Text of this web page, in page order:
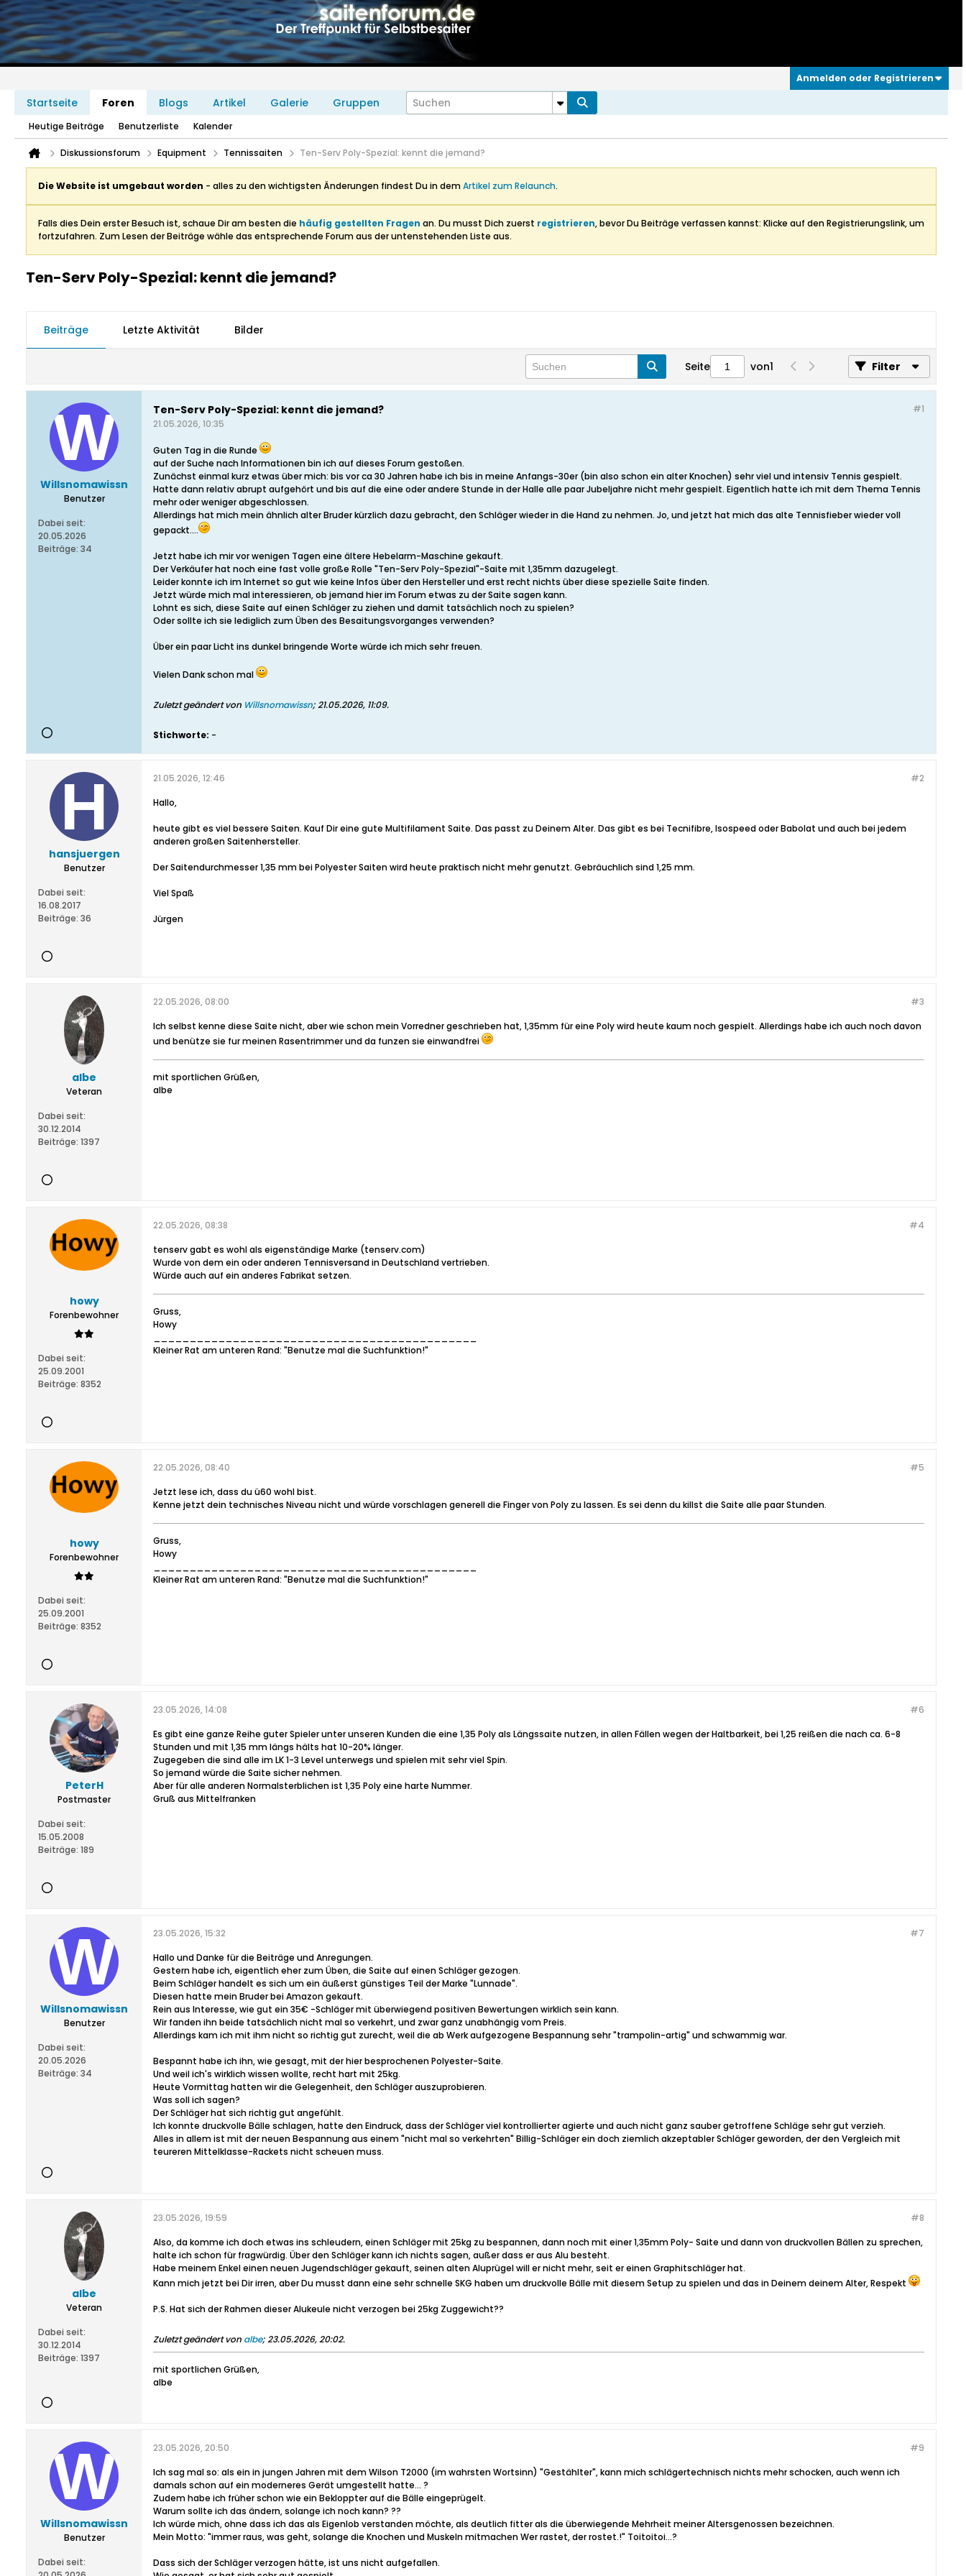
Anmelden oder Registrieren
Startseite Foren Blogs Artikel Galerie Gruppen
Heutige Beiträge Benutzerliste Kalender
Diskussionsforum Equipment Tennissaiten Ten-Serv Poly-Spezial: kennt die jemand?
Die Website ist umgebaut worden - alles zu den wichtigsten Änderungen findest Du in demArtikel zum Relaunch.
Falls dies Dein erster Besuch ist, schaue Dir am besten die häufig gestellten Fragen an. Du musst Dich zuerst registrieren, bevor Du Beiträge verfassen kannst: Klicke auf den Registrierungslink, um
fortzufahren. Zum Lesen der Beiträge wähle das entsprechende Forum aus der untenstehenden Liste aus.
Ten-Serv Poly-Spezial: kennt die jemand?
Beiträge Letzte Aktivität Bilder
Seite von1 Filter
Willsnomawissn
Benutzer
Dabei seit:
20.05.2026
Beiträge: 34
#1
Ten-Serv Poly-Spezial: kennt die jemand?
21.05.2026, 10:35
Guten Tag in die Runde
auf der Suche nach Informationen bin ich auf dieses Forum gestoßen.
Zunächst einmal kurz etwas über mich: bis vor ca 30 Jahren habe ich bis in meine Anfangs-30er (bin also schon ein alter Knochen) sehr viel und intensiv Tennis gespielt.
Hatte dann relativ abrupt aufgehört und bis auf die eine oder andere Stunde in der Halle alle paar Jubeljahre nicht mehr gespielt. Eigentlich hatte ich mit dem Thema Tennis
mehr oder weniger abgeschlossen.
Allerdings hat mich mein ähnlich alter Bruder kürzlich dazu gebracht, den Schläger wieder in die Hand zu nehmen. Jo, und jetzt hat mich das alte Tennisfieber wieder voll
gepackt....
Jetzt habe ich mir vor wenigen Tagen eine ältere Hebelarm-Maschine gekauft.
Der Verkäufer hat noch eine fast volle große Rolle "Ten-Serv Poly-Spezial"-Saite mit 1,35mm dazugelegt.
Leider konnte ich im Internet so gut wie keine Infos über den Hersteller und erst recht nichts über diese spezielle Saite finden.
Jetzt würde mich mal interessieren, ob jemand hier im Forum etwas zu der Saite sagen kann.
Lohnt es sich, diese Saite auf einen Schläger zu ziehen und damit tatsächlich noch zu spielen?
Oder sollte ich sie lediglich zum Üben des Besaitungsvorganges verwenden?
Über ein paar Licht ins dunkel bringende Worte würde ich mich sehr freuen.
Vielen Dank schon mal
Zuletzt geändert von Willsnomawissn;21.05.2026, 11:09.
Stichworte: -
hansjuergen
Benutzer
Dabei seit:
16.08.2017
Beiträge: 36
#2
21.05.2026, 12:46
Hallo,
heute gibt es viel bessere Saiten. Kauf Dir eine gute Multifilament Saite. Das passt zu Deinem Alter. Das gibt es bei Tecnifibre, Isospeed oder Babolat und auch bei jedem
anderen großen Saitenhersteller.
Der Saitendurchmesser 1,35 mm bei Polyester Saiten wird heute praktisch nicht mehr genutzt. Gebräuchlich sind 1,25 mm.
Viel Spaß
Jürgen
albe
Veteran
Dabei seit:
30.12.2014
Beiträge: 1397
#3
22.05.2026, 08:00
Ich selbst kenne diese Saite nicht, aber wie schon mein Vorredner geschrieben hat, 1,35mm für eine Poly wird heute kaum noch gespielt. Allerdings habe ich auch noch davon
und benütze sie fur meinen Rasentrimmer und da funzen sie einwandfrei
mit sportlichen Grüßen,
albe
howy
Forenbewohner
Dabei seit:
25.09.2001
Beiträge: 8352
#4
22.05.2026, 08:38
tenserv gabt es wohl als eigenständige Marke (tenserv.com)
Wurde von dem ein oder anderen Tennisversand in Deutschland vertrieben.
Würde auch auf ein anderes Fabrikat setzen.
Gruss,
Howy
Kleiner Rat am unteren Rand: "Benutze mal die Suchfunktion!"
howy
Forenbewohner
Dabei seit:
25.09.2001
Beiträge: 8352
#5
22.05.2026, 08:40
Jetzt lese ich, dass du ü60 wohl bist.
Kenne jetzt dein technisches Niveau nicht und würde vorschlagen generell die Finger von Poly zu lassen. Es sei denn du killst die Saite alle paar Stunden.
Gruss,
Howy
Kleiner Rat am unteren Rand: "Benutze mal die Suchfunktion!"
PeterH
Postmaster
Dabei seit:
15.05.2008
Beiträge: 189
#6
23.05.2026, 14:08
Es gibt eine ganze Reihe guter Spieler unter unseren Kunden die eine 1,35 Poly als Längssaite nutzen, in allen Fällen wegen der Haltbarkeit, bei 1,25 reißen die nach ca. 6-8
Stunden und mit 1,35 mm längs hälts hat 10-20% länger.
Zugegeben die sind alle im LK 1-3 Level unterwegs und spielen mit sehr viel Spin.
So jemand würde die Saite sicher nehmen.
Aber für alle anderen Normalsterblichen ist 1,35 Poly eine harte Nummer.
Gruß aus Mittelfranken
Willsnomawissn
Benutzer
Dabei seit:
20.05.2026
Beiträge: 34
#7
23.05.2026, 15:32
Hallo und Danke für die Beiträge und Anregungen.
Gestern habe ich, eigentlich eher zum Üben, die Saite auf einen Schläger gezogen.
Beim Schläger handelt es sich um ein äußerst günstiges Teil der Marke "Lunnade".
Diesen hatte mein Bruder bei Amazon gekauft.
Rein aus Interesse, wie gut ein 35€ -Schläger mit überwiegend positiven Bewertungen wirklich sein kann.
Wir fanden ihn beide tatsächlich nicht mal so verkehrt, und zwar ganz unabhängig vom Preis.
Allerdings kam ich mit ihm nicht so richtig gut zurecht, weil die ab Werk aufgezogene Bespannung sehr "trampolin-artig" und schwammig war.
Bespannt habe ich ihn, wie gesagt, mit der hier besprochenen Polyester-Saite.
Und weil ich's wirklich wissen wollte, recht hart mit 25kg.
Heute Vormittag hatten wir die Gelegenheit, den Schläger auszuprobieren.
Was soll ich sagen?
Der Schläger hat sich richtig gut angefühlt.
Ich konnte druckvolle Bälle schlagen, hatte den Eindruck, dass der Schläger viel kontrollierter agierte und auch nicht ganz sauber getroffene Schläge sehr gut verzieh.
Alles in allem ist mit der neuen Bespannung aus einem "nicht mal so verkehrten" Billig-Schläger ein doch ziemlich akzeptabler Schläger geworden, der den Vergleich mit
teureren Mittelklasse-Rackets nicht scheuen muss.
albe
Veteran
Dabei seit:
30.12.2014
Beiträge: 1397
#8
23.05.2026, 19:59
Also, da komme ich doch etwas ins schleudern, einen Schläger mit 25kg zu bespannen, dann noch mit einer 1,35mm Poly- Saite und dann von druckvollen Bällen zu sprechen,
halte ich schon für fragwürdig. Über den Schläger kann ich nichts sagen, außer dass er aus Alu besteht.
Habe meinem Enkel einen neuen Jugendschläger gekauft, seinen alten Aluprügel will er nicht mehr, seit er einen Graphitschläger hat.
Kann mich jetzt bei Dir irren, aber Du musst dann eine sehr schnelle SKG haben um druckvolle Bälle mit diesem Setup zu spielen und das in Deinem deinem Alter, Respekt
P.S. Hat sich der Rahmen dieser Alukeule nicht verzogen bei 25kg Zuggewicht??
Zuletzt geändert von albe;23.05.2026, 20:02.
mit sportlichen Grüßen,
albe
Willsnomawissn
Benutzer
Dabei seit:
#9
23.05.2026, 20:50
Ich sag mal so: als ein in jungen Jahren mit dem Wilson T2000 (im wahrsten Wortsinn) "Gestählter", kann mich schlägertechnisch nichts mehr schocken, auch wenn ich
damals schon auf ein moderneres Gerät umgestellt hatte... ?
Zudem habe ich früher schon wie ein Bekloppter auf die Bälle eingeprügelt.
Warum sollte ich das ändern, solange ich noch kann? ??
Ich würde mich, ohne dass ich das als Eigenlob verstanden möchte, als deutlich fitter als die überwiegende Mehrheit meiner Altersgenossen bezeichnen.
Mein Motto: "immer raus, was geht, solange die Knochen und Muskeln mitmachen Wer rastet, der rostet.!" Toitoitoi...?
Dass sich der Schläger verzogen hätte, ist uns nicht aufgefallen.